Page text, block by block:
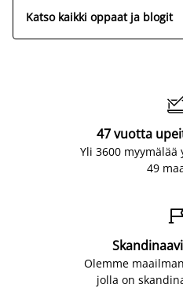
Katso kaikki oppaat ja blogit
47 vuotta
Yli 3600
49

Olemme
jolla on